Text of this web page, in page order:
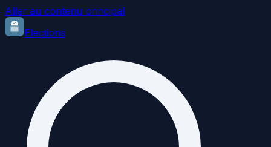
Aller au contenu principal
Elections